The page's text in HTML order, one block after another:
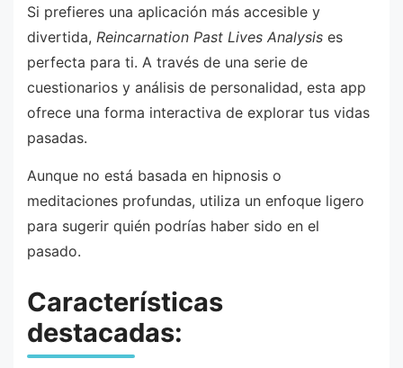
Si prefieres una aplicación más accesible y
divertida, Reincarnation Past Lives Analysis es
perfecta para ti. A través de una serie de
cuestionarios y análisis de personalidad, esta app
ofrece una forma interactiva de explorar tus vidas
pasadas.
Aunque no está basada en hipnosis o
meditaciones profundas, utiliza un enfoque ligero
para sugerir quién podrías haber sido en el
pasado.
Características
destacadas: